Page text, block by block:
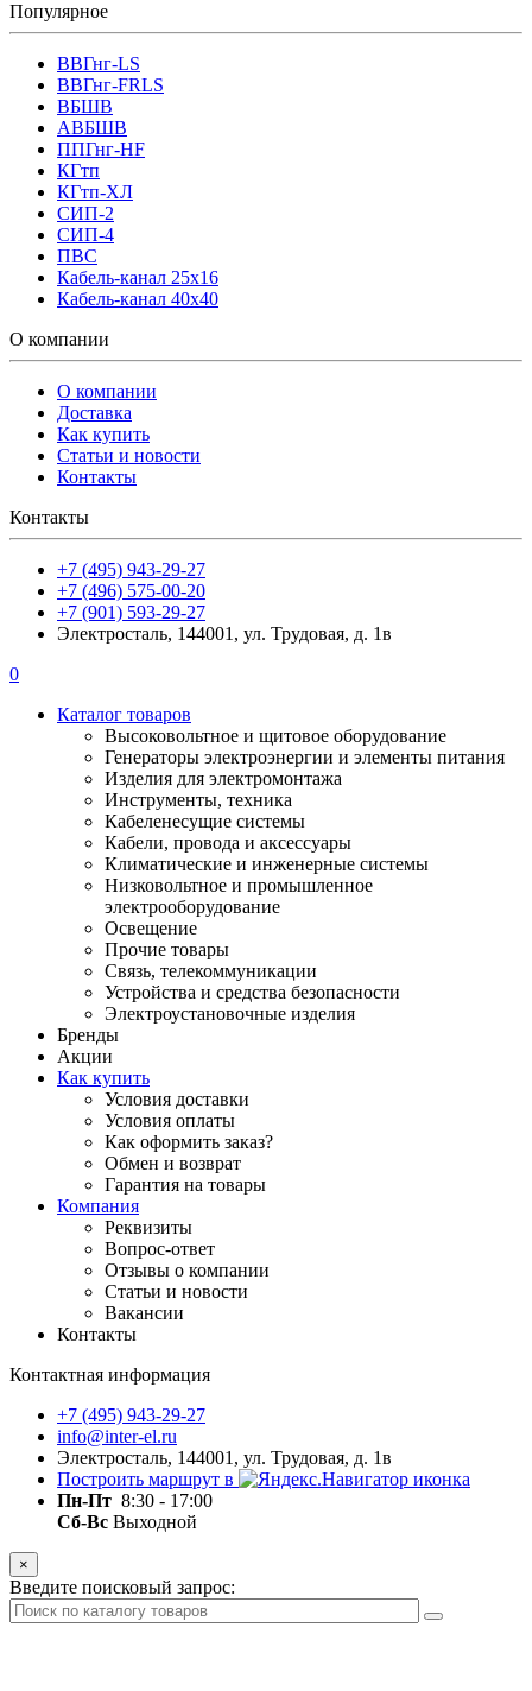
Популярное
ВВГнг-LS
ВВГнг-FRLS
ВБШВ
АВБШВ
ППГнг-HF
КГтп
КГтп-ХЛ
СИП-2
СИП-4
ПВС
Кабель-канал 25х16
Кабель-канал 40х40
О компании
О компании
Доставка
Как купить
Статьи и новости
Контакты
Контакты
+7 (495) 943-29-27
+7 (496) 575-00-20
+7 (901) 593-29-27
Электросталь, 144001, ул. Трудовая, д. 1в
0
Каталог товаров
Высоковольтное и щитовое оборудование
Генераторы электроэнергии и элементы питания
Изделия для электромонтажа
Инструменты, техника
Кабеленесущие системы
Кабели, провода и аксессуары
Климатические и инженерные системы
Низковольтное и промышленное
электрооборудование
Освещение
Прочие товары
Связь, телекоммуникации
Устройства и средства безопасности
Электроустановочные изделия
Бренды
Акции
Как купить
Условия доставки
Условия оплаты
Как оформить заказ?
Обмен и возврат
Гарантия на товары
Компания
Реквизиты
Вопрос-ответ
Отзывы о компании
Статьи и новости
Вакансии
Контакты
Контактная информация
+7 (495) 943-29-27
info@inter-el.ru
Электросталь, 144001, ул. Трудовая, д. 1в
Построить маршрут в
Пн-Пт 8:30 - 17:00
Сб-Вс Выходной
×
Введите поисковый запрос: